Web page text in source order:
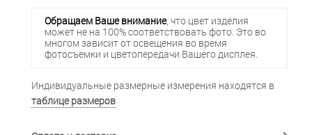
Обращаем Ваше внимание, что цвет изделия
может не на 100% соответствовать фото. Это во
многом зависит от освещения во время
фотосъемки и цветопередачи Вашего дисплея.
Индивидуальные размерные измерения находятся в
таблице размеров